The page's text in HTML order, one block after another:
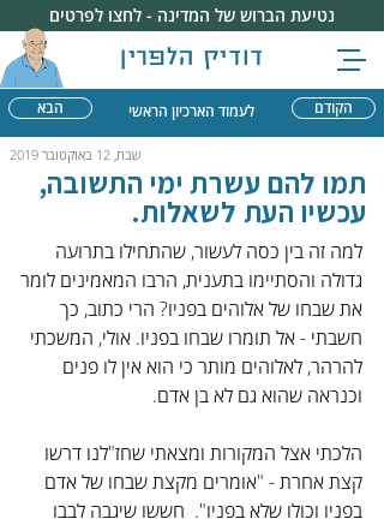
דודיק הלפרין
נטיעת הברוש של המדינה - לחצו לפרטים
הבא הקודם לעמוד הארכיון הראשי
שבת, 12 באוקטובר 2019
תמו להם עשרת ימי התשובה,
עכשיו העת לשאלות.
למה זה בין כסה לעשור, שהתחילו בתרועה
גדולה והסתיימו בתענית, הרבו המאמינים לומר
את שבחו של אלוהים בפניו? הרי כתוב, כך
חשבתי - אל תומרו שבחו בפניו. אולי, המשכתי
להרהר, לאלוהים מותר כי הוא אין לו פנים
וכנראה שהוא גם לא בן אדם.
הלכתי אצל המקורות ומצאתי שחז"לנו דרשו
קצת אחרת - "אומרים מקצת שבחו של אדם
בפניו וכולו שלא בפניו".  חששו שיגבה לבבו